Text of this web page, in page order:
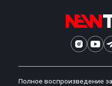
Полное воспроизведение